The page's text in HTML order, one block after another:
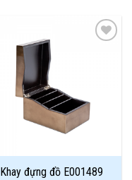
Khay đựng đồ E001489